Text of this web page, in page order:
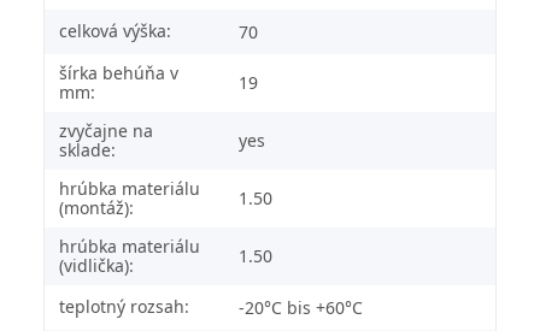
celková výška:
70
šírka behúňa v
mm:
19
zvyčajne na
sklade:
yes
hrúbka materiálu
(montáž):
1.50
hrúbka materiálu
(vidlička):
1.50
teplotný rozsah: -20°C bis +60°C